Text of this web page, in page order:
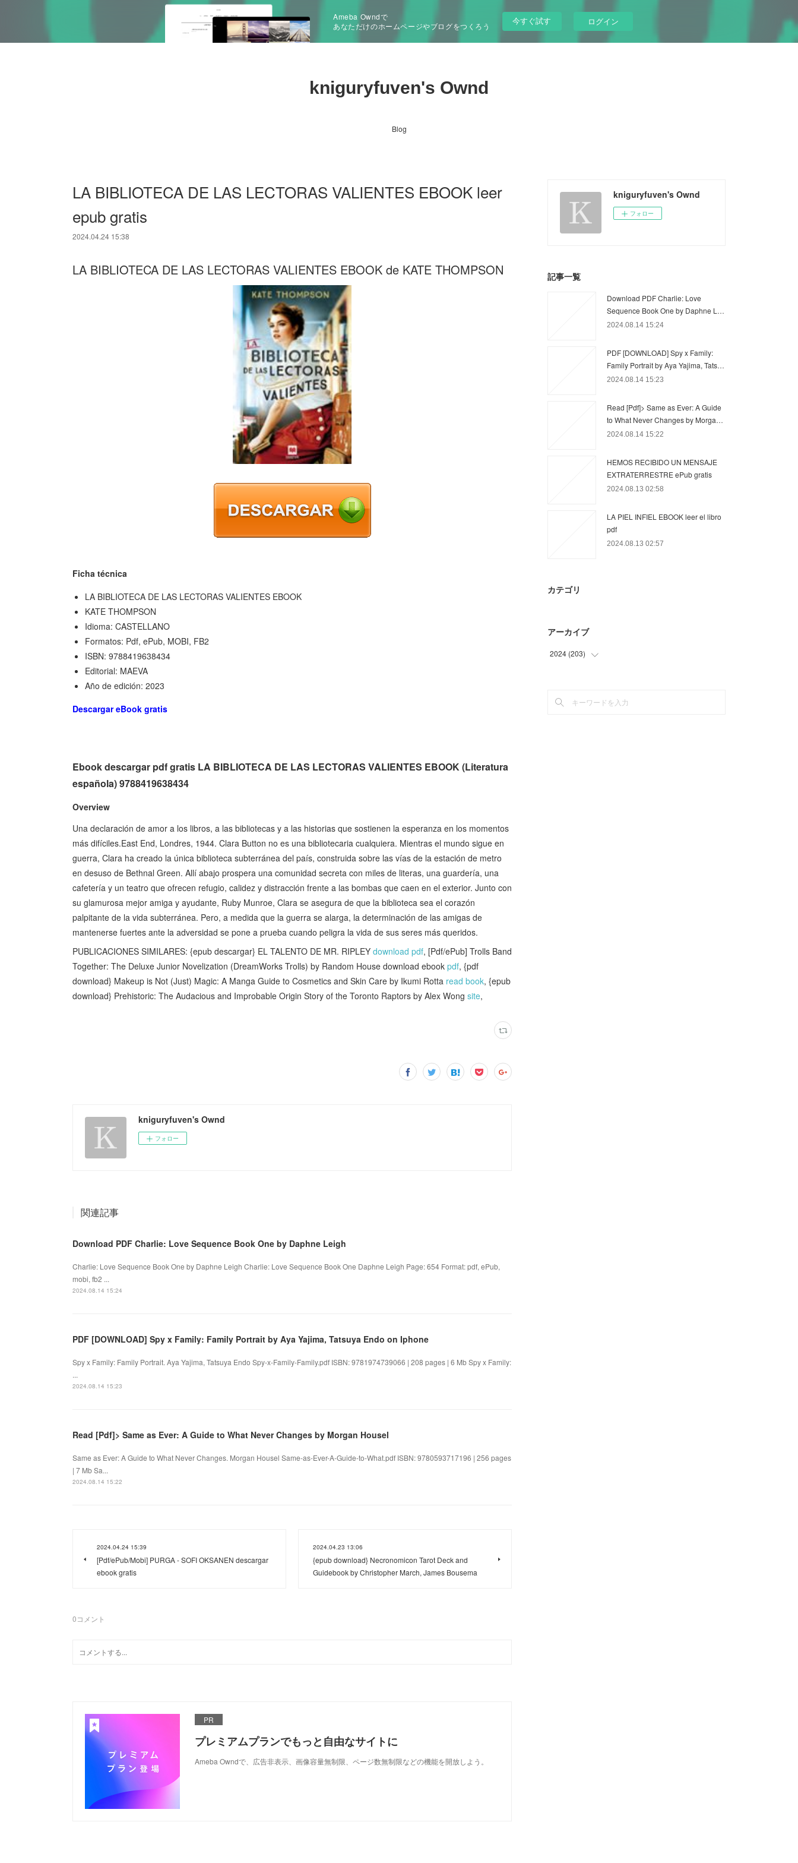
Ameba Owndで
あなただけのホームページやブログをつくろう
今すぐ試す ログイン
kniguryfuven's Ownd
Blog
LA BIBLIOTECA DE LAS LECTORAS VALIENTES EBOOK leer
epub gratis
2024.04.24 15:38
LA BIBLIOTECA DE LAS LECTORAS VALIENTES EBOOK de KATE THOMPSON
Ficha técnica
LA BIBLIOTECA DE LAS LECTORAS VALIENTES EBOOK
KATE THOMPSON
Idioma: CASTELLANO
Formatos: Pdf, ePub, MOBI, FB2
ISBN: 9788419638434
Editorial: MAEVA
Año de edición: 2023
Descargar eBook gratis
Ebook descargar pdf gratis LA BIBLIOTECA DE LAS LECTORAS VALIENTES EBOOK (Literatura
española) 9788419638434
Overview
Una declaración de amor a los libros, a las bibliotecas y a las historias que sostienen la esperanza en los momentos
más difíciles.East End, Londres, 1944. Clara Button no es una bibliotecaria cualquiera. Mientras el mundo sigue en
guerra, Clara ha creado la única biblioteca subterránea del país, construida sobre las vías de la estación de metro
en desuso de Bethnal Green. Allí abajo prospera una comunidad secreta con miles de literas, una guardería, una
cafetería y un teatro que ofrecen refugio, calidez y distracción frente a las bombas que caen en el exterior. Junto con
su glamurosa mejor amiga y ayudante, Ruby Munroe, Clara se asegura de que la biblioteca sea el corazón
palpitante de la vida subterránea. Pero, a medida que la guerra se alarga, la determinación de las amigas de
mantenerse fuertes ante la adversidad se pone a prueba cuando peligra la vida de sus seres más queridos.
PUBLICACIONES SIMILARES: {epub descargar} EL TALENTO DE MR. RIPLEY download pdf, [Pdf/ePub] Trolls Band
Together: The Deluxe Junior Novelization (DreamWorks Trolls) by Random House download ebook pdf, {pdf
download} Makeup is Not (Just) Magic: A Manga Guide to Cosmetics and Skin Care by Ikumi Rotta read book, {epub
download} Prehistoric: The Audacious and Improbable Origin Story of the Toronto Raptors by Alex Wong site,
kniguryfuven's Ownd
フォロー
関連記事
Download PDF Charlie: Love Sequence Book One by Daphne Leigh
Charlie: Love Sequence Book One by Daphne Leigh Charlie: Love Sequence Book One Daphne Leigh Page: 654 Format: pdf, ePub,
mobi, fb2 ...
2024.08.14 15:24
PDF [DOWNLOAD] Spy x Family: Family Portrait by Aya Yajima, Tatsuya Endo on Iphone
Spy x Family: Family Portrait. Aya Yajima, Tatsuya Endo Spy-x-Family-Family.pdf ISBN: 9781974739066 | 208 pages | 6 Mb Spy x Family:
...
2024.08.14 15:23
Read [Pdf]> Same as Ever: A Guide to What Never Changes by Morgan Housel
Same as Ever: A Guide to What Never Changes. Morgan Housel Same-as-Ever-A-Guide-to-What.pdf ISBN: 9780593717196 | 256 pages
| 7 Mb Sa...
2024.08.14 15:22
2024.04.24 15:39
[Pdf/ePub/Mobi] PURGA - SOFI OKSANEN descargar
ebook gratis
2024.04.23 13:06
{epub download} Necronomicon Tarot Deck and
Guidebook by Christopher March, James Bousema
0コメント
PR
プレミアムプランでもっと自由なサイトに
Ameba Owndで、広告非表示、画像容量無制限、ページ数無制限などの機能を開放しよう。
kniguryfuven's Ownd
フォロー
記事一覧
Download PDF Charlie: Love
Sequence Book One by Daphne L…
2024.08.14 15:24
PDF [DOWNLOAD] Spy x Family:
Family Portrait by Aya Yajima, Tats…
2024.08.14 15:23
Read [Pdf]> Same as Ever: A Guide
to What Never Changes by Morga…
2024.08.14 15:22
HEMOS RECIBIDO UN MENSAJE
EXTRATERRESTRE ePub gratis
2024.08.13 02:58
LA PIEL INFIEL EBOOK leer el libro
pdf
2024.08.13 02:57
カテゴリ
アーカイブ
2024 (203)
(